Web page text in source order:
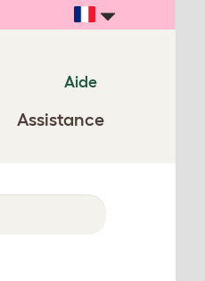
Aide
Assistance